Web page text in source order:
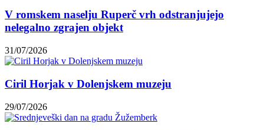
V romskem naselju Ruperč vrh odstranjujejo
nelegalno zgrajen objekt
31/07/2026
Ciril Horjak v Dolenjskem muzeju
29/07/2026